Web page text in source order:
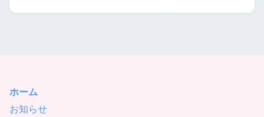
ホーム
お知らせ